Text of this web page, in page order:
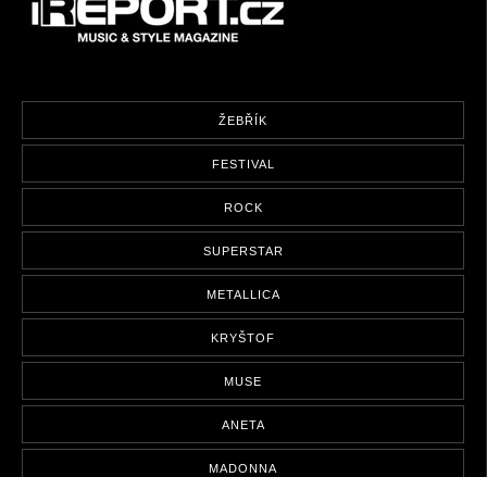
ŽEBŘÍK
FESTIVAL
ROCK
SUPERSTAR
METALLICA
KRYŠTOF
MUSE
ANETA
MADONNA